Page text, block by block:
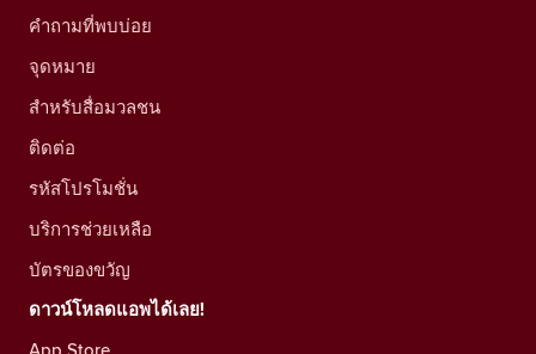
คำถามที่พบบ่อย
จุดหมาย
สำหรับสื่อมวลชน
ติดต่อ
รหัสโปรโมชั่น
บริการช่วยเหลือ
บัตรของขวัญ
ดาวน์โหลดแอพได้เลย!